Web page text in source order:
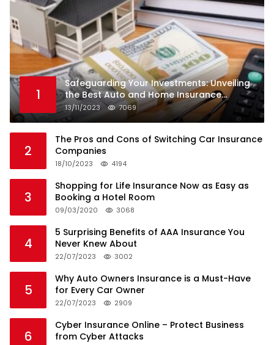
1
Safeguarding Your Investments: Unveiling
the Best Auto and Home Insurance
Companies
13/11/2023 7069
2
The Pros and Cons of Switching Car Insurance
Companies
18/10/2023 4194
3
Shopping for Life Insurance Now as Easy as
Booking a Hotel Room
09/03/2020 3068
4
5 Surprising Benefits of AAA Insurance You
Never Knew About
22/07/2023 3002
5
Why Auto Owners Insurance is a Must-Have
for Every Car Owner
22/07/2023 2909
6
Cyber Insurance Online – Protect Business
from Cyber Attacks